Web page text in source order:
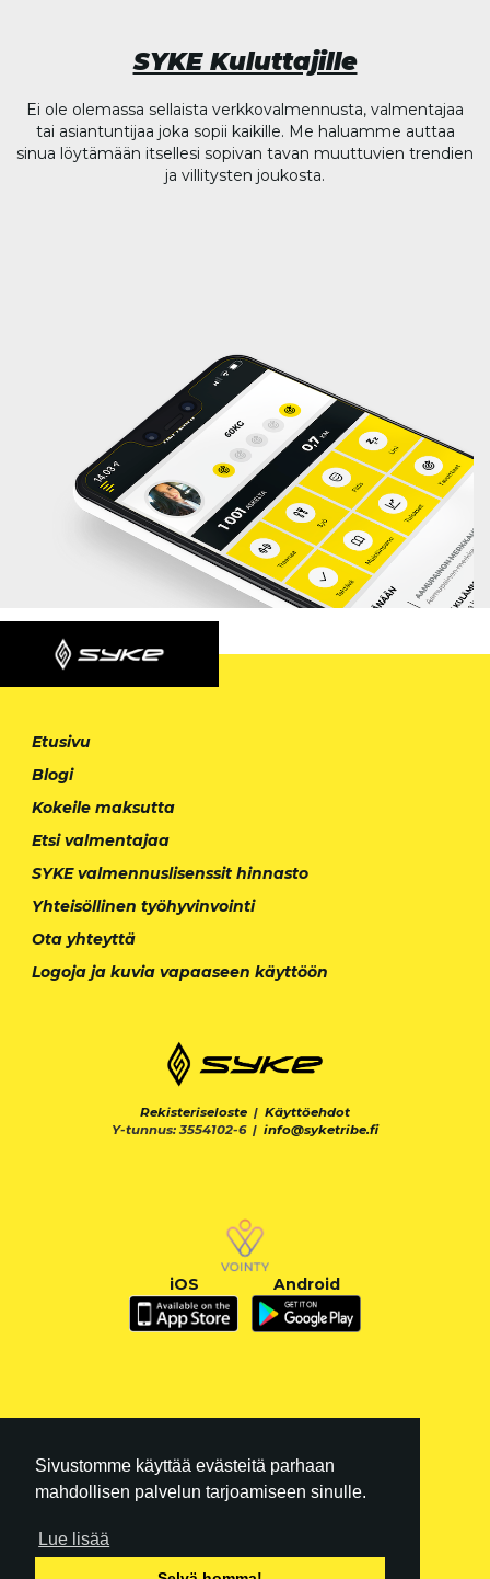
Sivustomme käyttää evästeitä parhaan
mahdollisen palvelun tarjoamiseen sinulle.
Lue lisää
SYKE Kuluttajille
Ei ole olemassa sellaista verkkovalmennusta, valmentajaa
tai asiantuntijaa joka sopii kaikille. Me haluamme auttaa
sinua löytämään itsellesi sopivan tavan muuttuvien trendien
ja villitysten joukosta.
Etusivu
Blogi
Kokeile maksutta
Etsi valmentajaa
SYKE valmennuslisenssit hinnasto
Yhteisöllinen työhyvinvointi
Ota yhteyttä
Logoja ja kuvia vapaaseen käyttöön
Rekisteriseloste | Käyttöehdot
Y-tunnus: 3554102-6 | info@syketribe.fi
iOS Android